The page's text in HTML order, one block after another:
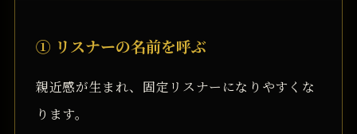
① リスナーの名前を呼ぶ
親近感が生まれ、固定リスナーになりやすくな
ります。